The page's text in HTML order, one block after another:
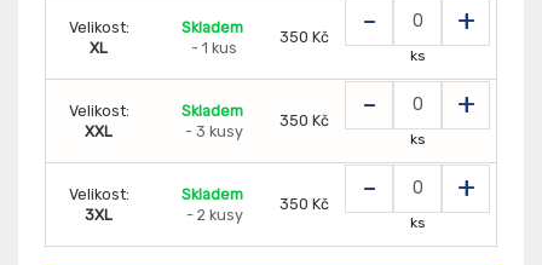
Velikost:
XL
Skladem
- 1 kus
350 Kč - +
ks
Velikost:
XXL
Skladem
- 3 kusy
350 Kč - +
ks
Velikost:
3XL
Skladem
- 2 kusy
350 Kč - +
ks